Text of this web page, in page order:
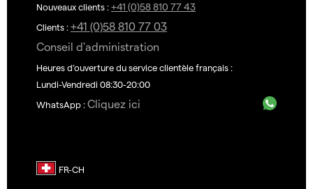
Nouveaux clients : +41 (0)58 810 77 43
Clients : +41 (0)58 810 77 03
Conseil d'administration
Heures d’ouverture du service clientèle français :
Lundi-Vendredi 08:30-20:00
WhatsApp : Cliquez ici